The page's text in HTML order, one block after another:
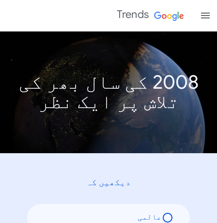
Trends
2008 کی سال بھر کی
تلاش پر ایک نظر
دیکھیں کہ
عالمی